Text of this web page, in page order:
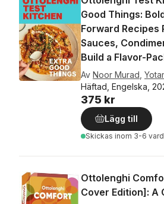
Good Things:
Forward Recipes
Sauces,
Build a Flavor-
Av Noor Murad
Häftad, Engelska,
375 kr
Lägg till
Skickas inom 3-6
Ottolenghi
Cover Edition]: A